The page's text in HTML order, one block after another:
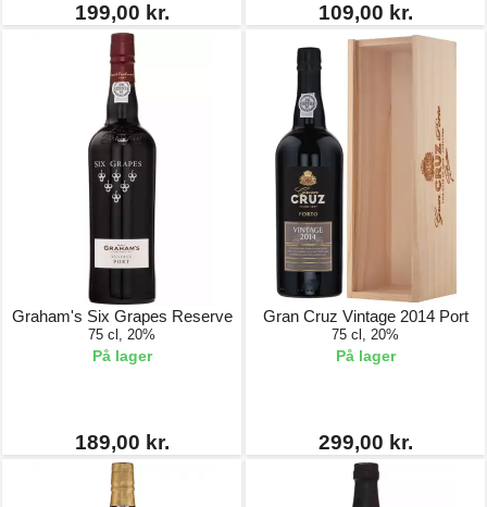
199,00 kr. 109,00 kr.
Graham's Six Grapes Reserve
75 cl, 20%
På lager
189,00 kr.
Gran Cruz Vintage 2014 Port
75 cl, 20%
På lager
299,00 kr.